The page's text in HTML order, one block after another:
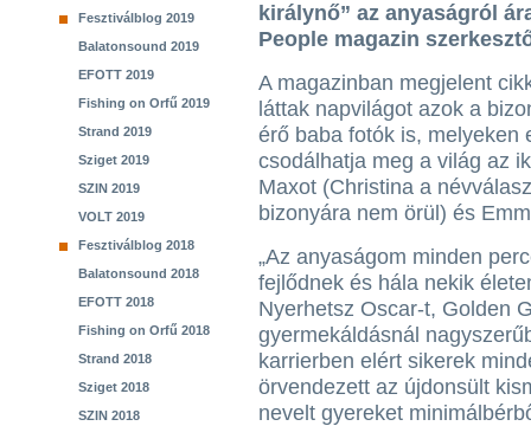
Fesztiválblog 2019
Balatonsound 2019
EFOTT 2019
Fishing on Orfű 2019
Strand 2019
Sziget 2019
SZIN 2019
VOLT 2019
Fesztiválblog 2018
Balatonsound 2018
EFOTT 2018
Fishing on Orfű 2018
Strand 2018
Sziget 2018
SZIN 2018
királynő” az anyaságról
People magazin
A magazinban megjelent
láttak napvilágot azok a
érő baba fotók is, melyeken
csodálhatja meg a világ az
Maxot (Christina a
bizonyára nem örül) és
„Az anyaságom minden
fejlődnek és hála nekik
Nyerhetsz Oscar-t, Golden
gyermekáldásnál
karrierben elért sikerek
örvendezett az újdonsült
nevelt gyereket